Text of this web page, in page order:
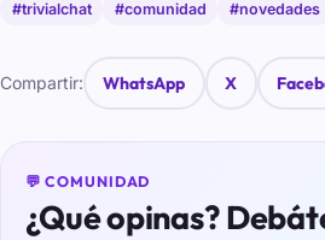
#trivialchat #comunidad #novedades
Compartir: WhatsApp X
💬 COMUNIDAD
¿Qué opinas?